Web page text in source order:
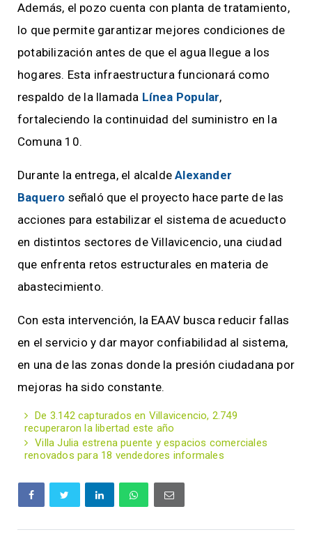
Además, el pozo cuenta con planta de tratamiento,
lo que permite garantizar mejores condiciones de
potabilización antes de que el agua llegue a los
hogares. Esta infraestructura funcionará como
respaldo de la llamada Línea Popular,
fortaleciendo la continuidad del suministro en la
Comuna 10.
Durante la entrega, el alcaldeAlexander
Baquero señaló que el proyecto hace parte de las
acciones para estabilizar el sistema de acueducto
en distintos sectores de Villavicencio, una ciudad
que enfrenta retos estructurales en materia de
abastecimiento.
Con esta intervención, la EAAV busca reducir fallas
en el servicio y dar mayor confiabilidad al sistema,
en una de las zonas donde la presión ciudadana por
mejoras ha sido constante.
De 3.142 capturados en Villavicencio, 2.749
recuperaron la libertad este año
Villa Julia estrena puente y espacios comerciales
renovados para 18 vendedores informales